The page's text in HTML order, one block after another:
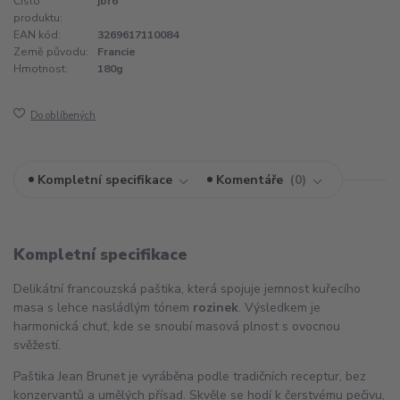
produktu:
EAN kód:
3269617110084
Země původu:
Francie
Hmotnost:
180g
Do oblíbených
Kompletní specifikace Komentáře 0
Kompletní specifikace
Delikátní francouzská paštika, která spojuje jemnost kuřecího
masa s lehce nasládlým tónem rozinek. Výsledkem je
harmonická chuť, kde se snoubí masová plnost s ovocnou
svěžestí.
Paštika Jean Brunet je vyráběna podle tradičních receptur, bez
konzervantů a umělých přísad. Skvěle se hodí k čerstvému pečivu,